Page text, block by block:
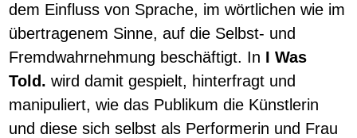
dem Einfluss von Sprache, im wörtlichen wie im
übertragenem Sinne, auf die Selbst- und
Fremdwahrnehmung beschäftigt. In I Was
Told. wird damit gespielt, hinterfragt und
manipuliert, wie das Publikum die Künstlerin
und diese sich selbst als Performerin und Frau